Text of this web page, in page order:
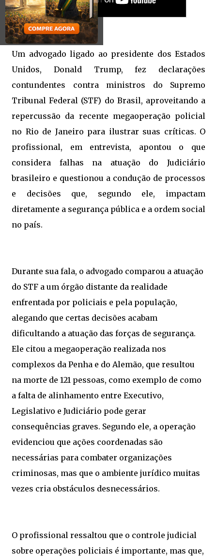
Um advogado ligado ao presidente dos Estados
Unidos, Donald Trump, fez declarações
contundentes contra ministros do Supremo
Tribunal Federal (STF) do Brasil, aproveitando a
repercussão da recente megaoperação policial
no Rio de Janeiro para ilustrar suas críticas. O
profissional, em entrevista, apontou o que
considera falhas na atuação do Judiciário
brasileiro e questionou a condução de processos
e decisões que, segundo ele, impactam
diretamente a segurança pública e a ordem social
no país.
Durante sua fala, o advogado comparou a atuação
do STF a um órgão distante da realidade
enfrentada por policiais e pela população,
alegando que certas decisões acabam
dificultando a atuação das forças de segurança.
Ele citou a megaoperação realizada nos
complexos da Penha e do Alemão, que resultou
na morte de 121 pessoas, como exemplo de como
a falta de alinhamento entre Executivo,
Legislativo e Judiciário pode gerar
consequências graves. Segundo ele, a operação
evidenciou que ações coordenadas são
necessárias para combater organizações
criminosas, mas que o ambiente jurídico muitas
vezes cria obstáculos desnecessários.
O profissional ressaltou que o controle judicial
sobre operações policiais é importante, mas que,